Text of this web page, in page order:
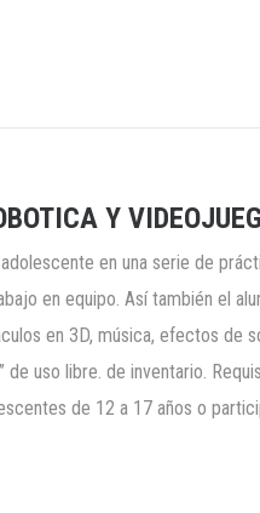
Y
en una serie de
en equipo. Así también el
en 3D, música, efectos de
de uso libre. de inventario.
de 12 a 17 años o